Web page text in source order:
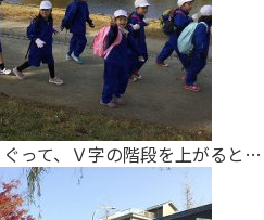
って、Ｖ字の階段を上がると…